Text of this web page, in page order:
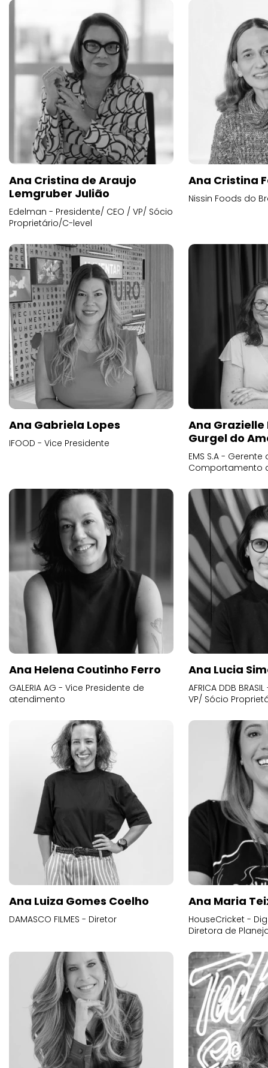
Ana Cristina de Araujo
Lemgruber Julião
Edelman - Presidente/ CEO / VP/ Sócio
Proprietário/C-level
Ana Cristina
Nissin Foods do
Ana Gabriela Lopes
IFOOD - Vice Presidente
Ana
Gurgel do
EMS S.A -
Comportamento
Ana Helena Coutinho Ferro
GALERIA AG - Vice Presidente de
atendimento
Ana Lucia
AFRICA DDB
VP/ Sócio
Ana Luiza Gomes Coelho
DAMASCO FILMES - Diretor
Ana Maria
HouseCricket -
Diretora de